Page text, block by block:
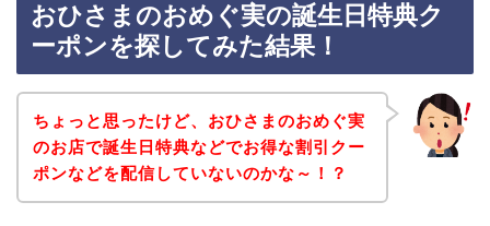
おひさまのおめぐ実の誕生日特典ク
ーポンを探してみた結果！
ちょっと思ったけど、おひさまのおめぐ実
のお店で誕生日特典などでお得な割引クー
ポンなどを配信していないのかな～！？